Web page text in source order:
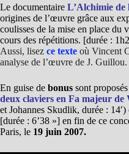
Le documentaire L’Alchimie de
origines de l’œuvre grâce aux
coulisses de la mise en place du
cours des répétitions. [durée :
Aussi, lisez ce texte où Vincent
analyse de l’œuvre de J. Guillou.
En guise de bonus sont
deux claviers en Fa majeur de
et Johannes Skudlik, durée : 14′)
[durée : 6’38 »] en fin de ce
Paris, le 19 juin 2007.